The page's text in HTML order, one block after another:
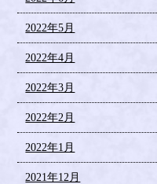
2022年5月
2022年4月
2022年3月
2022年2月
2022年1月
2021年12月